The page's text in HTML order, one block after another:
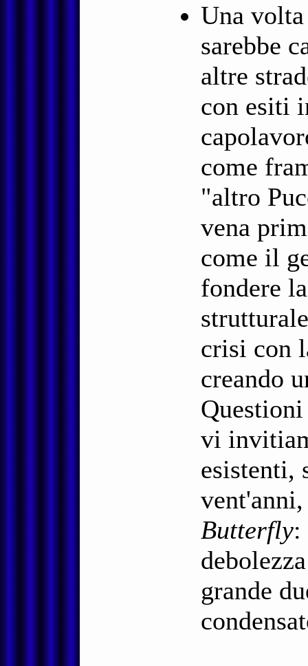
Una
sarebbe
altre
con esiti
come
"altro
vena
come il
fondere
crisi con
creando
vi
esistenti,
Butterfly:
grande